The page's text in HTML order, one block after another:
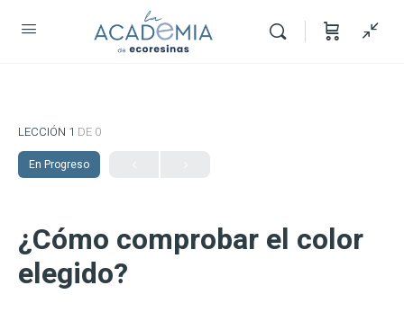
LECCIÓN 1 DE 0
En Progreso
¿Cómo comprobar el color
elegido?